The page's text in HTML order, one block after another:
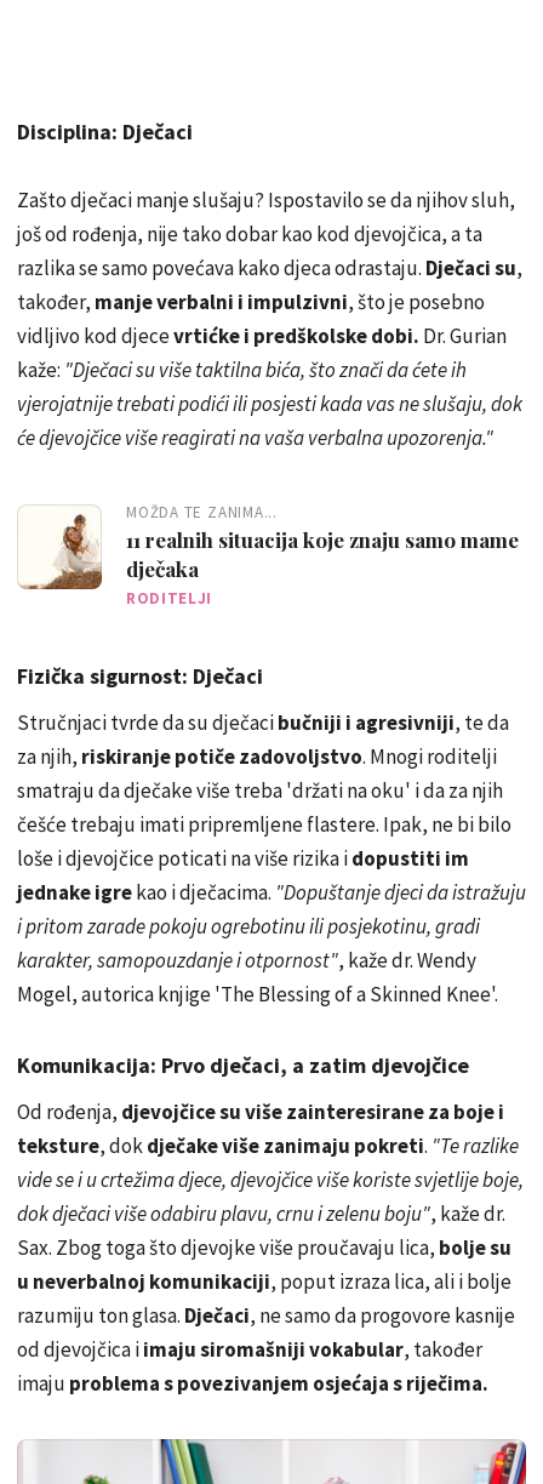
Disciplina: Dječaci
Zašto dječaci manje slušaju? Ispostavilo se da njihov sluh,
još od rođenja, nije tako dobar kao kod djevojčica, a ta
razlika se samo povećava kako djeca odrastaju. Dječaci su,
također, manje verbalni i impulzivni, što je posebno
vidljivo kod djecevrtićke i predškolske dobi. Dr. Gurian
kaže: "Dječaci su više taktilna bića, što znači da ćete ih
vjerojatnije trebati podići ili posjesti kada vas ne slušaju, dok
će djevojčice više reagirati na vaša verbalna upozorenja."
MOŽDA TE ZANIMA...
11 realnih situacija koje znaju samo mame
dječaka
RODITELJI
Fizička sigurnost: Dječaci
Stručnjaci tvrde da su dječacibučniji i agresivniji, te da
za njih, riskiranje potiče zadovoljstvo. Mnogi roditelji
smatraju da dječake više treba 'držati na oku' i da za njih
češće trebaju imati pripremljene flastere. Ipak, ne bi bilo
loše i djevojčice poticati na više rizika idopustiti im
jednake igrekao i dječacima. "Dopuštanje djeci da istražuju
i pritom zarade pokoju ogrebotinu ili posjekotinu, gradi
karakter, samopouzdanje i otpornost", kaže dr. Wendy
Mogel, autorica knjige 'The Blessing of a Skinned Knee'.
Komunikacija: Prvo dječaci, a zatim djevojčice
Od rođenja, djevojčice su više zainteresirane za boje i
teksture, dokdječake više zanimaju pokreti. "Te razlike
vide se i u crtežima djece, djevojčice više koriste svjetlije boje,
dok dječaci više odabiru plavu, crnu i zelenu boju", kaže dr.
Sax. Zbog toga što djevojke više proučavaju lica, bolje su
u neverbalnoj komunikaciji, poput izraza lica, ali i bolje
razumiju ton glasa. Dječaci, ne samo da progovore kasnije
od djevojčica iimaju siromašniji vokabular, također
imaju problema s povezivanjem osjećaja s riječima.